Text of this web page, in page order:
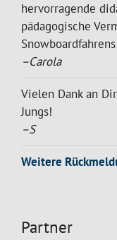
hervorragende
pädagogische
–Carola
Vielen Dank an
Jungs!
–S
Weitere
Partner